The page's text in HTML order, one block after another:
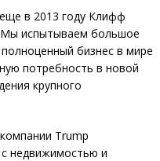
в 2013 году Клифф
Мы испытываем большое
бизнес в мире
потребность в новой
крупного
Trump
с недвижимостью и